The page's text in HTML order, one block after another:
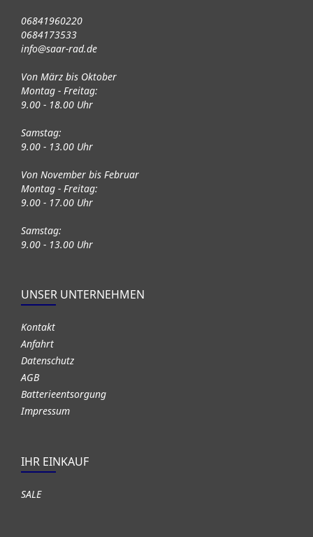
06841960220
0684173533
info@saar-rad.de
Von März bis Oktober
Montag - Freitag:
9.00 - 18.00 Uhr
Samstag:
9.00 - 13.00 Uhr
Von November bis Februar
Montag - Freitag:
9.00 - 17.00 Uhr
Samstag:
9.00 - 13.00 Uhr
UNSER UNTERNEHMEN
Kontakt
Anfahrt
Datenschutz
AGB
Batterieentsorgung
Impressum
IHR EINKAUF
SALE